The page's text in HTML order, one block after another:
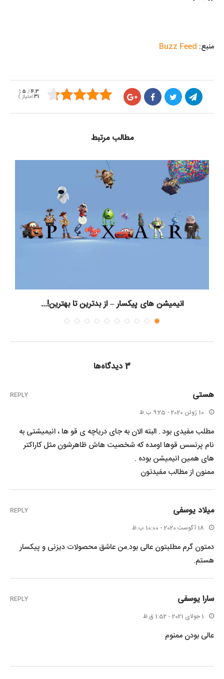
منبع: Buzz Feed
4.3
/
5
(
31امتیاز)
مطالب مرتبط
انیمیشن های پیکسار – از بدترین تا بهترین!...
3 دیدگاه‌ها
هستی
10 ژوئن 2020 - 9:25 ب.ظ
مطلب مفیدی بود . البته الان به جای دریاچه ی قو ها ، انیمیشتی به
نام پرنسس قوها اومده که شخصیت هاش ظاهرشون مثل کاراکتر
های همین انیمیشن بوده .
ممنون از مطالب مفیدتون
REPLY
میلاد یوسفی
18 آگوست 2020 - 10:00 ب.ظ
دمتون گرم مطلبتون عالی بود.من عاشق محصولات دیزنی و پیکسار
هستم.
REPLY
سارا یوسفی
1 جولای 2021 - 1:52 ق.ظ
عالی بودن ممنوم
REPLY